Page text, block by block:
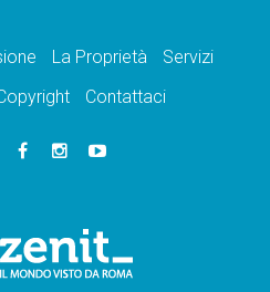
La Proprietà
Servizi
Contattaci